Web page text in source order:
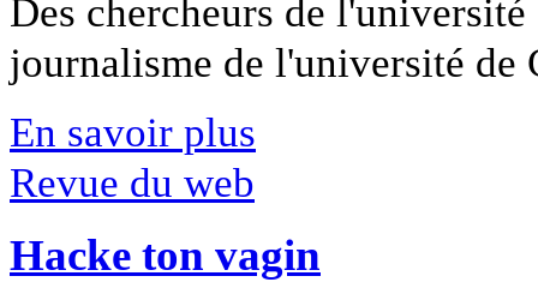
Des chercheurs de
journalisme de l'université
En savoir plus
Revue du web
Hacke ton vagin